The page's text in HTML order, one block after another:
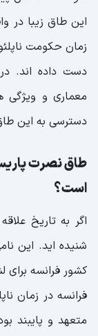
این طاق زیبا در
زمان حکومت
دست داده اند.
معماری و ویژگی
دسترسی به این
طاق نصرت
است؟
اگر به تاریخ
شنیده اید. این
کشور فرانسه
فرانسه در زمان
متعهد و پایبند